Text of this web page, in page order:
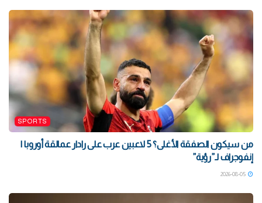
SPORTS
من سيكون الصفقة الأغلى؟ 5 لاعبين عرب على رادار عمالقة أوروبا |
إنفوجراف لـ”رؤية”